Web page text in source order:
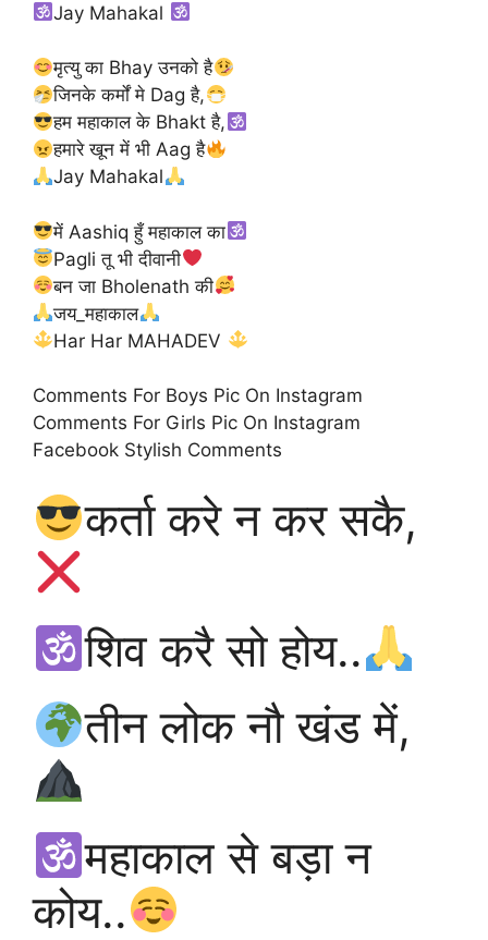
Jay Mahakal
मृत्यु का Bhay उनको है
जिनके कर्मों मे Dag है,
हम महाकाल के Bhakt है,
हमारे खून में भी Aag है
Jay Mahakal
में Aashiq हुँ महाकाल का
Pagli तू भी दीवानी
बन जा Bholenath की
जय_महाकाल
Har Har MAHADEV
Comments For Boys Pic On Instagram
Comments For Girls Pic On Instagram
Facebook Stylish Comments
कर्ता करे न कर सकै,
शिव करै सो होय..
तीन लोक नौ खंड में,
महाकाल से बड़ा न
कोय..